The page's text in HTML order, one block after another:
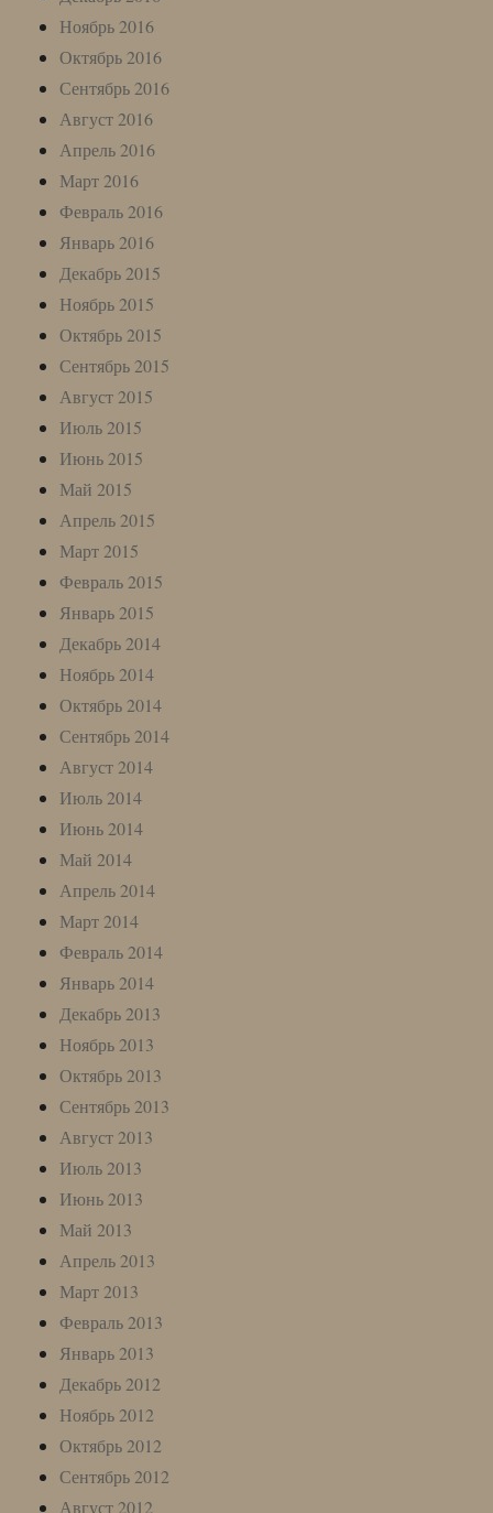
Ноябрь 2016
Октябрь 2016
Сентябрь 2016
Август 2016
Апрель 2016
Март 2016
Февраль 2016
Январь 2016
Декабрь 2015
Ноябрь 2015
Октябрь 2015
Сентябрь 2015
Август 2015
Июль 2015
Июнь 2015
Май 2015
Апрель 2015
Март 2015
Февраль 2015
Январь 2015
Декабрь 2014
Ноябрь 2014
Октябрь 2014
Сентябрь 2014
Август 2014
Июль 2014
Июнь 2014
Май 2014
Апрель 2014
Март 2014
Февраль 2014
Январь 2014
Декабрь 2013
Ноябрь 2013
Октябрь 2013
Сентябрь 2013
Август 2013
Июль 2013
Июнь 2013
Май 2013
Апрель 2013
Март 2013
Февраль 2013
Январь 2013
Декабрь 2012
Ноябрь 2012
Октябрь 2012
Сентябрь 2012
Август 2012